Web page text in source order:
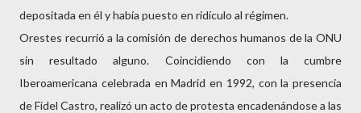
depositada en él y había puesto en ridículo al régimen.
Orestes recurrió a la comisión de derechos humanos de la ONU
sin resultado alguno. Coincidiendo con la cumbre
Iberoamericana celebrada en Madrid en 1992, con la presencia
de Fidel Castro, realizó un acto de protesta encadenándose a las